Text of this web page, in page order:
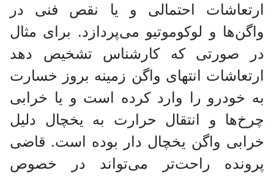
ارتعاشات احتمالی و یا نقص فنی در
واگن‌ها و لوکوموتیو می‌پردازد. برای مثال
در صورتی که کارشناس تشخیص دهد
ارتعاشات انتهای واگن زمینه بروز خسارت
به خودرو را وارد کرده است و یا خرابی
چرخ‌ها و انتقال حرارت به یخچال دلیل
خرابی واگن یخچال دار بوده است. قاضی
پرونده راحت‌تر می‌تواند در خصوص